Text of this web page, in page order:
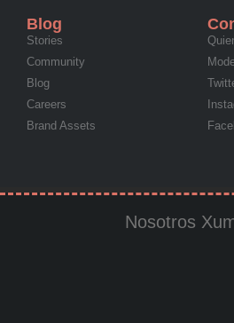
Blog
Stories
Community
Blog
Careers
Brand Assets
Nosotros